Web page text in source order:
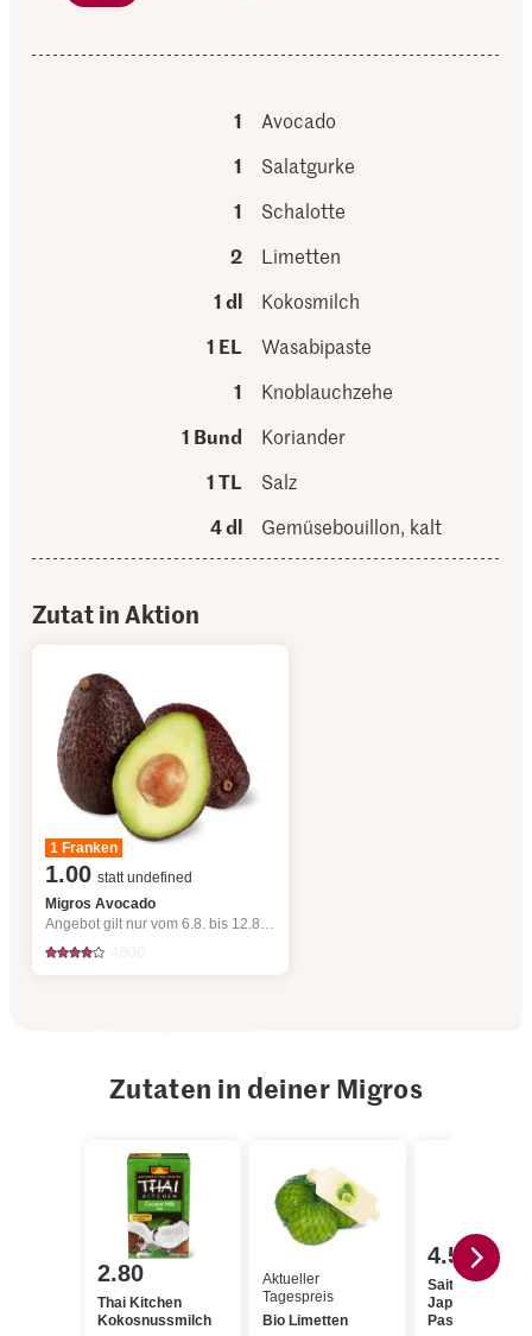
1
Avocado
1
Salatgurke
1
Schalotte
2
Limetten
1 dl
Kokosmilch
1 EL
Wasabipaste
1
Knoblauchzehe
1 Bund
Koriander
1 TL
Salz
4 dl
Gemüsebouillon, kalt
Zutat in Aktion
1 Franken
1.00 statt undefined
Migros Avocado
Angebot gilt nur vom 6.8. bis 12.8.2026, solange Vorrat.
Zutaten in deiner Migros
2.80
Thai Kitchen
Kokosnussmilch
Aktueller
Tagespreis
Bio Limetten
4.55
Saitaku Simply
Japanese
Paste with